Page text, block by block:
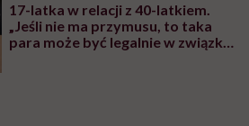
17-latka w relacji z 40-latkiem.
„Jeśli nie ma przymusu, to taka
para może być legalnie w związku.